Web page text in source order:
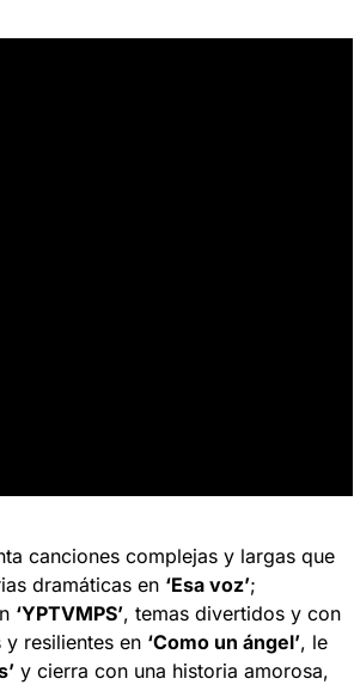
canciones complejas y largas que
dramáticas en ‘Esa voz’;
‘YPTVMPS’, temas divertidos y con
resilientes en ‘Como un ángel’, le
y cierra con una historia amorosa,